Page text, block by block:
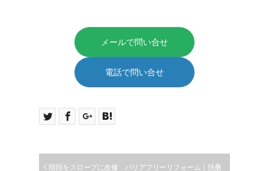
メールで問い合せ
電話で問い合せ
階段をスロープに改修 バリアフリーリフォーム｜扶桑